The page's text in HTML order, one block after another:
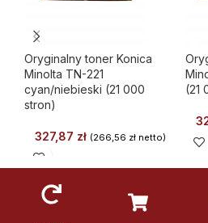
Oryginalny toner Konica
Minolta TN-221
cyan/niebieski (21 000
stron)
327,87 zł (266,56 zł netto)
(21